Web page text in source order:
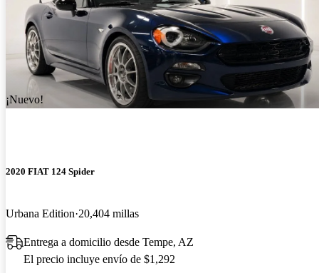
¡Nuevo!
2020 FIAT 124 Spider
Urbana Edition 20,404 millas
Entrega a domicilio desde Tempe, AZ
El precio incluye envío de $1,292